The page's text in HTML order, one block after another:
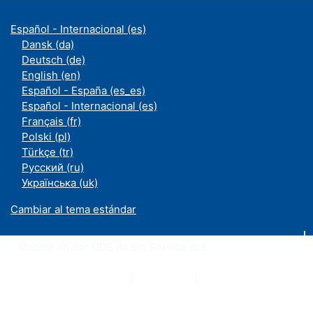
Español - Internacional ‎(es)‎
Dansk ‎(da)‎
Deutsch ‎(de)‎
English ‎(en)‎
Español - España ‎(es_es)‎
Español - Internacional ‎(es)‎
Français ‎(fr)‎
Polski ‎(pl)‎
Türkçe ‎(tr)‎
Русский ‎(ru)‎
Українська ‎(uk)‎
Cambiar al tema estándar